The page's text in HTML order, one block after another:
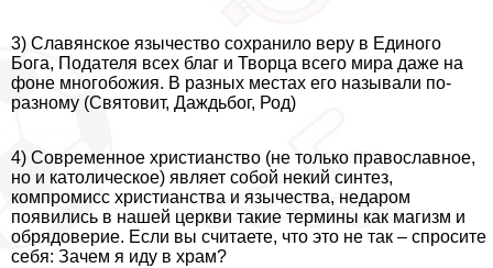
3) Славянское язычество сохранило веру в Единого
Бога, Подателя всех благ и Творца всего мира даже на
фоне многобожия. В разных местах его называли по-
разному (Святовит, Даждьбог, Род)
4) Современное христианство (не только православное,
но и католическое) являет собой некий синтез,
компромисс христианства и язычества, недаром
появились в нашей церкви такие термины как магизм и
обрядоверие. Если вы считаете, что это не так – спросите
себя: Зачем я иду в храм?